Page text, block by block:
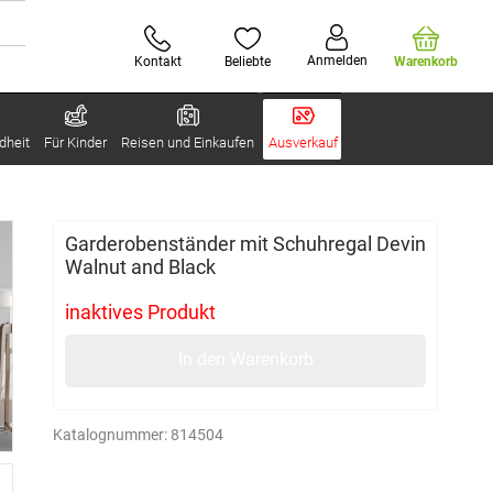
Kontakt Beliebte Anmelden Warenkorb
Für Kinder Reisen und Einkaufen Ausverkauf
Garderobenständer mit Schuhregal Devin
Walnut and Black
inaktives Produkt
Katalognummer: 814504